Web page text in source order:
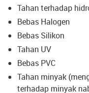
Tahan terhadap
Bebas Halogen
Bebas Silikon
Tahan UV
Bebas PVC
Tahan minyak
terhadap minyak